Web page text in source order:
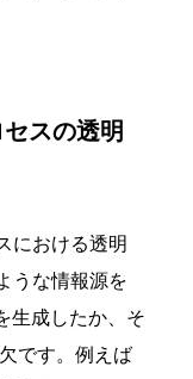
スの透明
における透明
うな情報源を
生成したか、そ
です。例えば